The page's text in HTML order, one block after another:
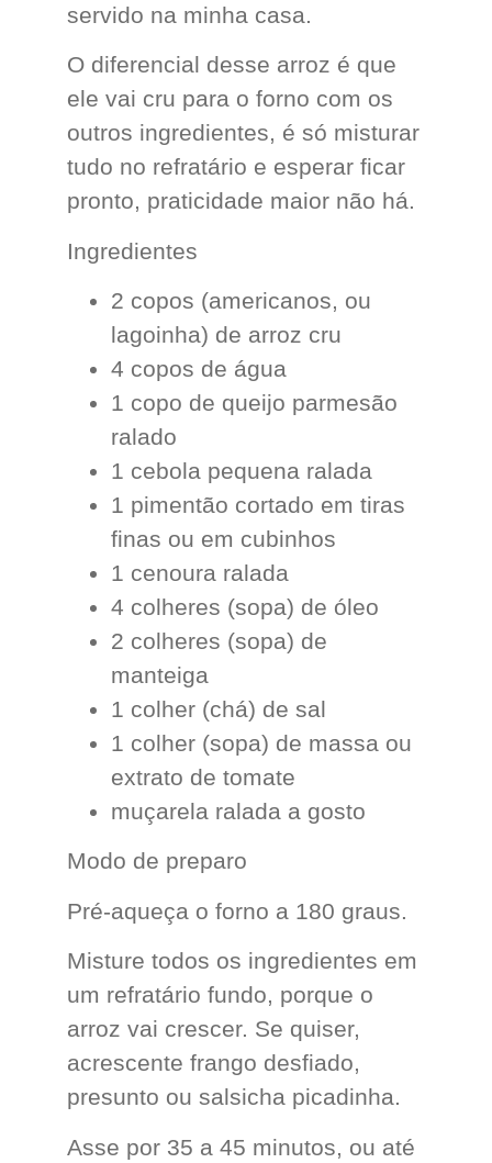
servido na minha casa.
O diferencial desse arroz é que
ele vai cru para o forno com os
outros ingredientes, é só misturar
tudo no refratário e esperar ficar
pronto, praticidade maior não há.
Ingredientes
2 copos (americanos, ou
lagoinha) de arroz cru
4 copos de água
1 copo de queijo parmesão
ralado
1 cebola pequena ralada
1 pimentão cortado em tiras
finas ou em cubinhos
1 cenoura ralada
4 colheres (sopa) de óleo
2 colheres (sopa) de
manteiga
1 colher (chá) de sal
1 colher (sopa) de massa ou
extrato de tomate
muçarela ralada a gosto
Modo de preparo
Pré-aqueça o forno a 180 graus.
Misture todos os ingredientes em
um refratário fundo, porque o
arroz vai crescer. Se quiser,
acrescente frango desfiado,
presunto ou salsicha picadinha.
Asse por 35 a 45 minutos, ou até